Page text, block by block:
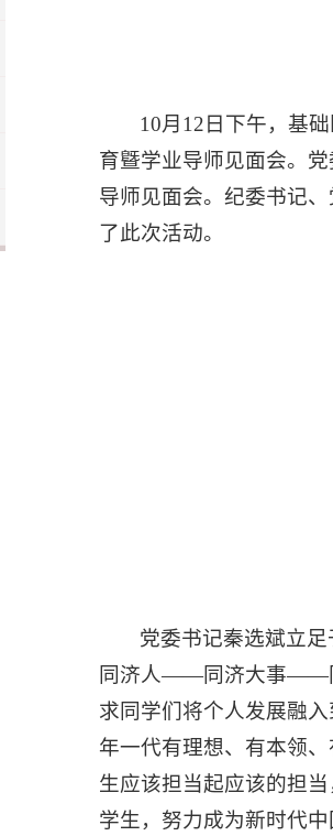
10月12日下午，基
育曁学业导师见面会。
导师见面会。纪委书记
了此次活动。
党委书记秦选斌立
同济人——同济大事——
求同学们将个人发展融
年一代有理想、有本领
生应该担当起应该的担
学生，努力成为新时代